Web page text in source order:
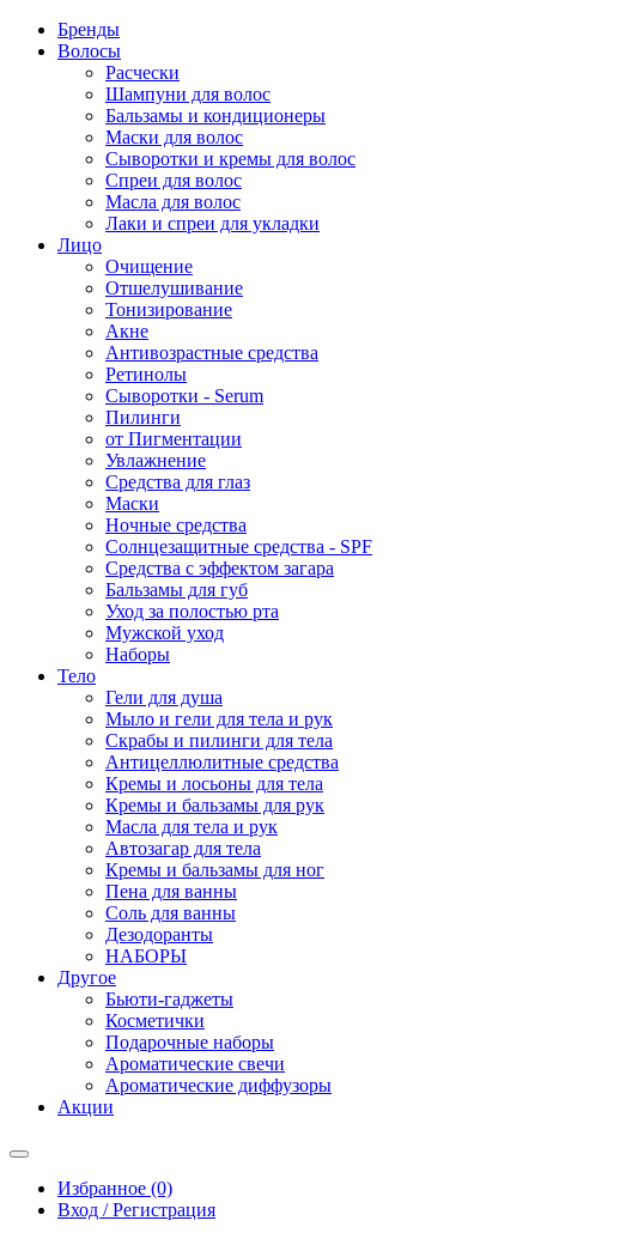
Бренды
Волосы
Расчески
Шампуни для волос
Бальзамы и кондиционеры
Маски для волос
Сыворотки и кремы для волос
Спреи для волос
Масла для волос
Лаки и спреи для укладки
Лицо
Очищение
Отшелушивание
Тонизирование
Акне
Антивозрастные средства
Ретинолы
Сыворотки - Serum
Пилинги
от Пигментации
Увлажнение
Средства для глаз
Маски
Ночные средства
Солнцезащитные средства - SPF
Средства c эффектом загара
Бальзамы для губ
Уход за полостью рта
Мужской уход
Наборы
Тело
Гели для душа
Мыло и гели для тела и рук
Скрабы и пилинги для тела
Антицеллюлитные средства
Кремы и лосьоны для тела
Кремы и бальзамы для рук
Масла для тела и рук
Автозагар для тела
Кремы и бальзамы для ног
Пена для ванны
Соль для ванны
Дезодоранты
НАБОРЫ
Другое
Бьюти-гаджеты
Косметички
Подарочные наборы
Ароматические свечи
Ароматические диффузоры
Акции
Избранное (0)
Вход / Регистрация